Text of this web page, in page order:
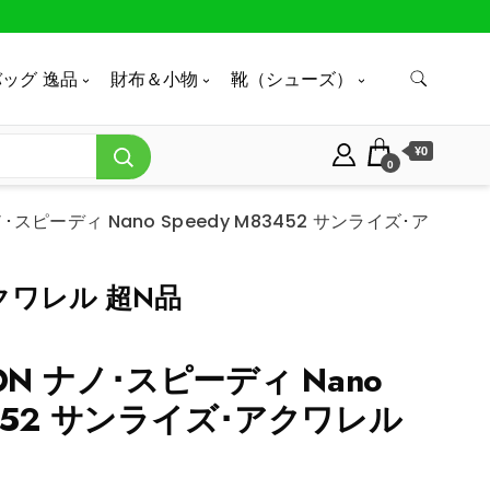
グ 逸品 財布＆小物 靴（シューズ）
0
¥0
･スピーディ Nano Speedy M83452 サンライズ･ア
ワレル 超N品
ナノ･スピーディ Nano
サンライズ･アクワレル